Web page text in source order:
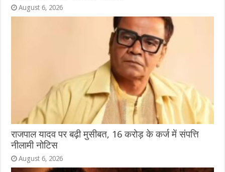
August 6, 2026
राजपाल यादव पर बढ़ी मुसीबत, 16 करोड़ के कर्ज में संपत्ति
नीलामी नोटिस
August 6, 2026